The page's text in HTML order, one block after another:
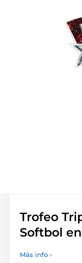
Trofeo
Softbol
Más info ›